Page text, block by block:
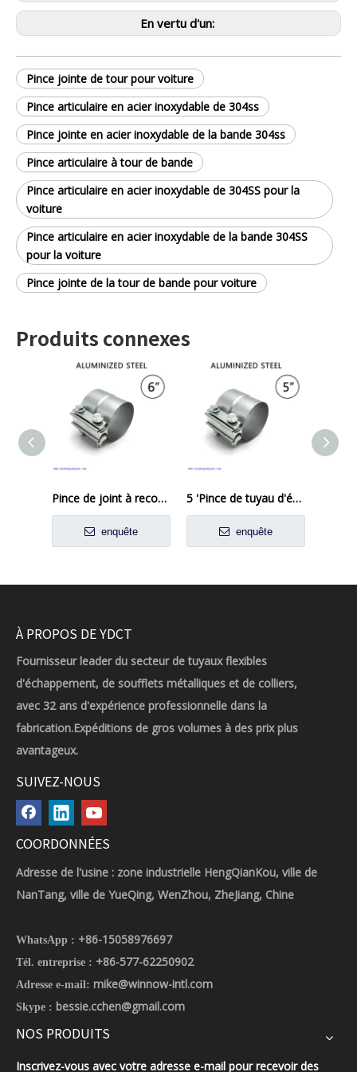
En vertu d'un:
Pince jointe de tour pour voiture
Pince articulaire en acier inoxydable de 304ss
Pince jointe en acier inoxydable de la bande 304ss
Pince articulaire à tour de bande
Pince articulaire en acier inoxydable de 304SS pour la
voiture
Pince articulaire en acier inoxydable de la bande 304SS
pour la voiture
Pince jointe de la tour de bande pour voiture
Produits connexes
Pince de joint à recouvrement en acier aluminisé, pince à bande d'échappement
enquête
5 'Pince de tuyau d'échappement joint préformé en acier aluminisé
enquête
À PROPOS DE YDCT
Fournisseur leader du secteur de tuyaux flexibles
d'échappement, de soufflets métalliques et de colliers,
avec 32 ans d'expérience professionnelle dans la
fabrication.Expéditions de gros volumes à des prix plus
avantageux.
SUIVEZ-NOUS
COORDONNÉES
Adresse de l'usine : zone industrielle HengQianKou, ville de
NanTang, ville de YueQing, WenZhou, ZheJiang, Chine
WhatsApp : +86-15058976697
Tél. entreprise : +86-577-62250902
Adresse e-mail: mike@winnow-intl.com
Skype : bessie.cchen@gmail.com
NOS PRODUITS
Inscrivez-vous avec votre adresse e-mail pour recevoir des